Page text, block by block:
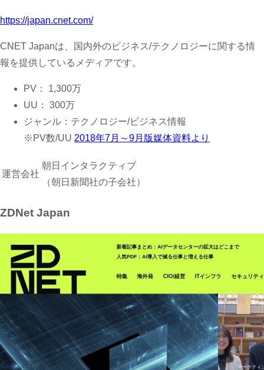
https://japan.cnet.com/
CNET Japanは、国内外のビジネス/テクノロジーに関する情
報を提供しているメディアです。
PV： 1,300万
UU： 300万
ジャンル：テクノロジー/ビジネス情報
※PV数/UU 2018年7月～9月版媒体資料より
運営会社
朝日インタラクティブ
（朝日新聞社の子会社）
ZDNet Japan